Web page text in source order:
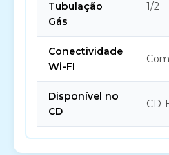
Tubulação
Gás
1/2
Conectividade
Wi-FI
Disponível no
CD
CD-